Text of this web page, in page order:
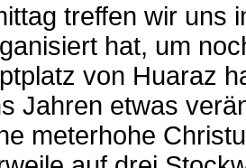
treffen wir uns
hat, um
von Huaraz
Jahren etwas
meterhohe